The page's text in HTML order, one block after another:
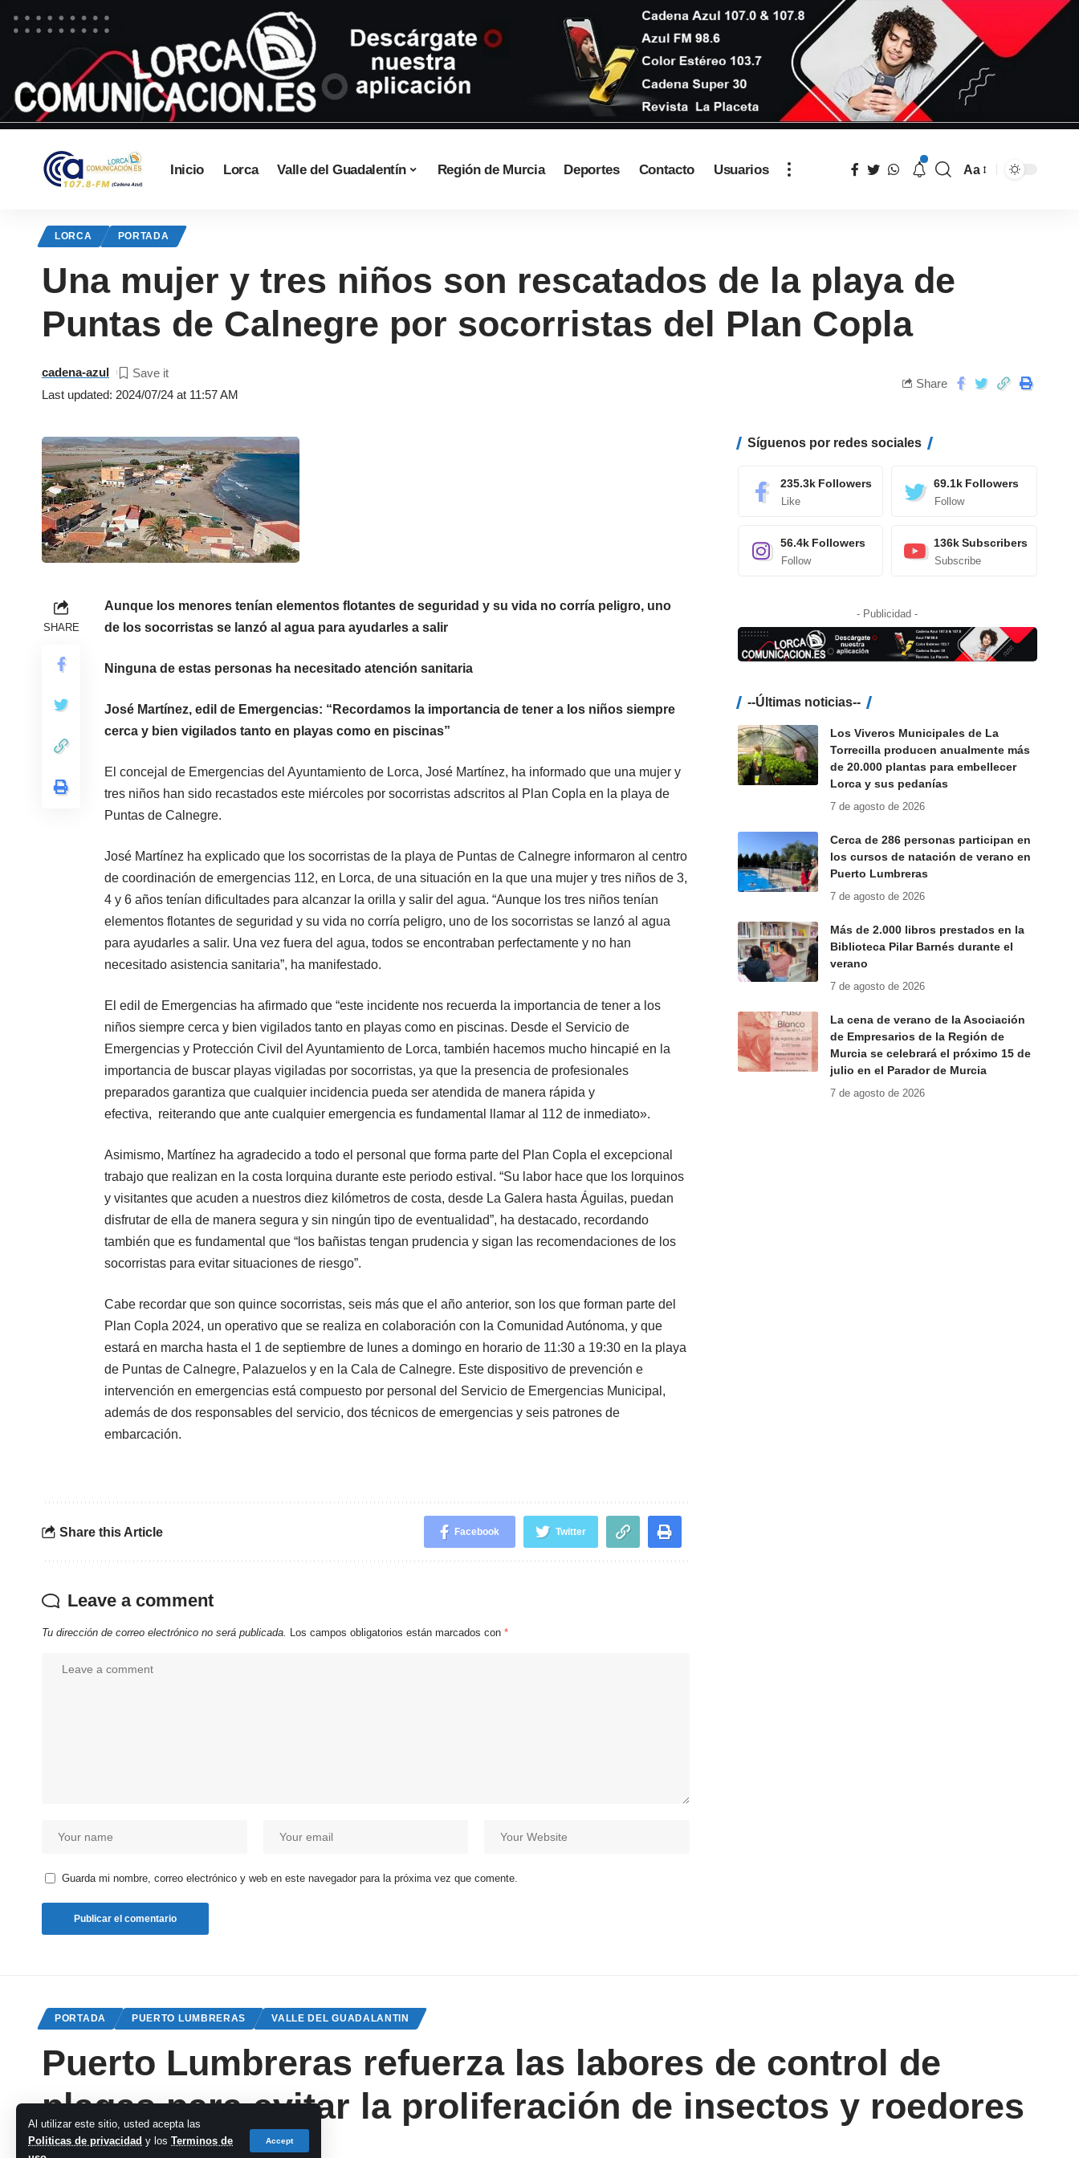
Al utilizar este sitio, usted acepta las
Politicas de privacidad y los Terminos de
Accept
Inicio Lorca Valle del Guadalentín Región de Murcia Deportes Contacto Usuarios Aa
LORCA PORTADA
Una mujer y tres niños son rescatados de la playa de
Puntas de Calnegre por socorristas del Plan Copla
Last updated: 2024/07/24 at 11:57 AM
cadena-azul
Share
SHARE
Aunque los menores tenían elementos flotantes de seguridad y su vida no corría peligro, uno
de los socorristas se lanzó al agua para ayudarles a salir
Ninguna de estas personas ha necesitado atención sanitaria
José Martínez, edil de Emergencias: “Recordamos la importancia de tener a los niños siempre
cerca y bien vigilados tanto en playas como en piscinas”
El concejal de Emergencias del Ayuntamiento de Lorca, José Martínez, ha informado que una mujer y
tres niños han sido recastados este miércoles por socorristas adscritos al Plan Copla en la playa de
Puntas de Calnegre.
José Martínez ha explicado que los socorristas de la playa de Puntas de Calnegre informaron al centro
de coordinación de emergencias 112, en Lorca, de una situación en la que una mujer y tres niños de 3,
4 y 6 años tenían dificultades para alcanzar la orilla y salir del agua. “Aunque los tres niños tenían
elementos flotantes de seguridad y su vida no corría peligro, uno de los socorristas se lanzó al agua
para ayudarles a salir. Una vez fuera del agua, todos se encontraban perfectamente y no han
necesitado asistencia sanitaria”, ha manifestado.
El edil de Emergencias ha afirmado que “este incidente nos recuerda la importancia de tener a los
niños siempre cerca y bien vigilados tanto en playas como en piscinas. Desde el Servicio de
Emergencias y Protección Civil del Ayuntamiento de Lorca, también hacemos mucho hincapié en la
importancia de buscar playas vigiladas por socorristas, ya que la presencia de profesionales
preparados garantiza que cualquier incidencia pueda ser atendida de manera rápida y
efectiva, reiterando que ante cualquier emergencia es fundamental llamar al 112 de inmediato».
Asimismo, Martínez ha agradecido a todo el personal que forma parte del Plan Copla el excepcional
trabajo que realizan en la costa lorquina durante este periodo estival. “Su labor hace que los lorquinos
y visitantes que acuden a nuestros diez kilómetros de costa, desde La Galera hasta Águilas, puedan
disfrutar de ella de manera segura y sin ningún tipo de eventualidad”, ha destacado, recordando
también que es fundamental que “los bañistas tengan prudencia y sigan las recomendaciones de los
socorristas para evitar situaciones de riesgo”.
Cabe recordar que son quince socorristas, seis más que el año anterior, son los que forman parte del
Plan Copla 2024, un operativo que se realiza en colaboración con la Comunidad Autónoma, y que
estará en marcha hasta el 1 de septiembre de lunes a domingo en horario de 11:30 a 19:30 en la playa
de Puntas de Calnegre, Palazuelos y en la Cala de Calnegre. Este dispositivo de prevención e
intervención en emergencias está compuesto por personal del Servicio de Emergencias Municipal,
además de dos responsables del servicio, dos técnicos de emergencias y seis patrones de
embarcación.
Share this Article Facebook Twitter
Leave a comment
Tu dirección de correo electrónico no será publicada. Los campos obligatorios están marcados con *
Guarda mi nombre, correo electrónico y web en este navegador para la próxima vez que comente.
Síguenos por redes sociales
235.3k Followers
Like
69.1k Followers
Follow
56.4k Followers
Follow
136k Subscribers
Subscribe
- Publicidad -
--Últimas noticias--
Los Viveros Municipales de La
Torrecilla producen anualmente más
de 20.000 plantas para embellecer
Lorca y sus pedanías
7 de agosto de 2026
Cerca de 286 personas participan en
los cursos de natación de verano en
Puerto Lumbreras
7 de agosto de 2026
Más de 2.000 libros prestados en la
Biblioteca Pilar Barnés durante el
verano
7 de agosto de 2026
La cena de verano de la Asociación
de Empresarios de la Región de
Murcia se celebrará el próximo 15 de
julio en el Parador de Murcia
7 de agosto de 2026
PORTADA PUERTO LUMBRERAS VALLE DEL GUADALANTIN
Puerto Lumbreras refuerza las labores de control de
plagas para evitar la proliferación de insectos y roedores